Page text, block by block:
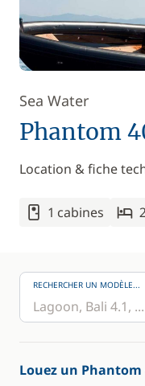
Sea Water
Phantom
Location & fiche
1 cabines
RECHERCHER UN MODÈLE...
Louez un Phantom